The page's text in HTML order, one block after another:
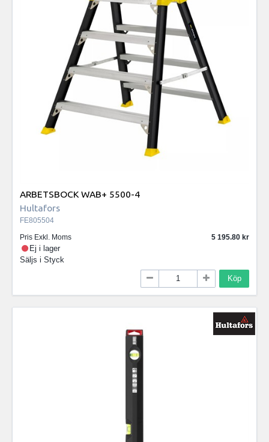
ARBETSBOCK WAB+ 5500-4
Hultafors
FE805504
Pris Exkl. Moms
5 195.80
Ej i lager
Säljs i Styck
Köp